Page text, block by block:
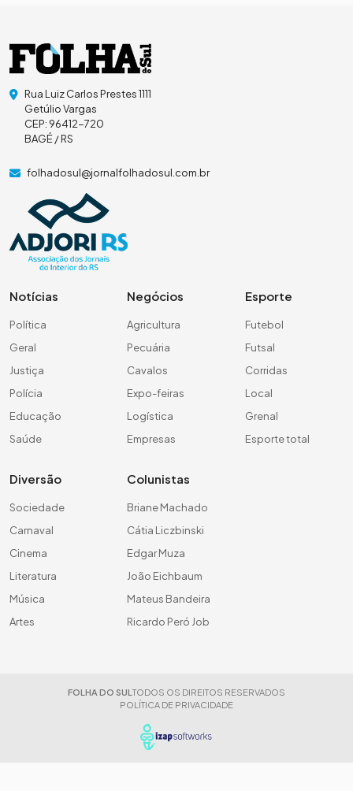
Rua Luiz Carlos Prestes 1111
Getúlio Vargas
CEP: 96412-720
BAGÉ / RS
folhadosul@jornalfolhadosul.com.br
Notícias
Política
Geral
Justiça
Polícia
Educação
Saúde
Negócios
Agricultura
Pecuária
Cavalos
Expo-feiras
Logística
Empresas
Esporte
Futebol
Futsal
Corridas
Local
Grenal
Esporte total
Diversão
Sociedade
Carnaval
Cinema
Literatura
Música
Artes
Colunistas
Briane Machado
Cátia Liczbinski
Edgar Muza
João Eichbaum
Mateus Bandeira
Ricardo Peró Job
FOLHA DO SUL TODOS OS DIREITOS RESERVADOS
POLÍTICA DE PRIVACIDADE